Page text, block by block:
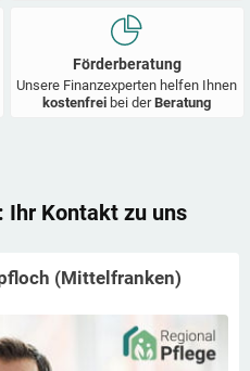
Förderberatung
Unsere Finanzexperten helfen Ihnen
kostenfrei bei derBeratung
: Ihr Kontakt zu uns
(Mittelfranken)